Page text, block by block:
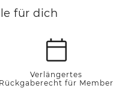
für dich
Verlängertes
Rückgaberecht für Member